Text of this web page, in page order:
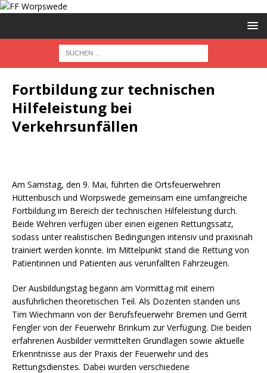
Fortbildung zur technischen
Hilfeleistung bei
Verkehrsunfällen
Am Samstag, den 9. Mai, führten die Ortsfeuerwehren
Hüttenbusch und Worpswede gemeinsam eine umfangreiche
Fortbildung im Bereich der technischen Hilfeleistung durch.
Beide Wehren verfügen über einen eigenen Rettungssatz,
sodass unter realistischen Bedingungen intensiv und praxisnah
trainiert werden konnte. Im Mittelpunkt stand die Rettung von
Patientinnen und Patienten aus verunfallten Fahrzeugen.
Der Ausbildungstag begann am Vormittag mit einem
ausführlichen theoretischen Teil. Als Dozenten standen uns
Tim Wiechmann von der Berufsfeuerwehr Bremen und Gerrit
Fengler von der Feuerwehr Brinkum zur Verfügung. Die beiden
erfahrenen Ausbilder vermittelten Grundlagen sowie aktuelle
Erkenntnisse aus der Praxis der Feuerwehr und des
Rettungsdienstes. Dabei wurden verschiedene